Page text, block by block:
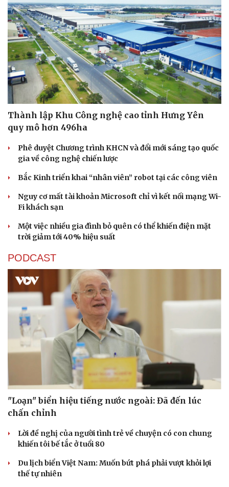
Dinh dưỡng - món ngon
Cây thuốc
Sản phụ khoa
Nhi khoa
Nam khoa
Làm đẹp - giảm cân
Phòng mạch online
Ăn sạch sống khỏe
Nhà đẹp
Tình yêu - Gia đình
Thành lập Khu Công nghệ cao tỉnh Hưng Yên
quy mô hơn 496ha
Phê duyệt Chương trình KHCN và đổi mới sáng tạo quốc
gia về công nghệ chiến lược
Bắc Kinh triển khai “nhân viên” robot tại các công viên
Nguy cơ mất tài khoản Microsoft chỉ vì kết nối mạng Wi-
Fi khách sạn
Một việc nhiều gia đình bỏ quên có thể khiến điện mặt
trời giảm tới 40% hiệu suất
PODCAST
"Loạn" biển hiệu tiếng nước ngoài: Đã đến lúc
chấn chỉnh
Lời đề nghị của người tình trẻ về chuyện có con chung
khiến tôi bế tắc ở tuổi 80
Du lịch biển Việt Nam: Muốn bứt phá phải vượt khỏi lợi
thế tự nhiên